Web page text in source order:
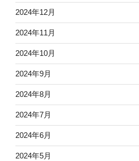
2024年12月
2024年11月
2024年10月
2024年9月
2024年8月
2024年7月
2024年6月
2024年5月